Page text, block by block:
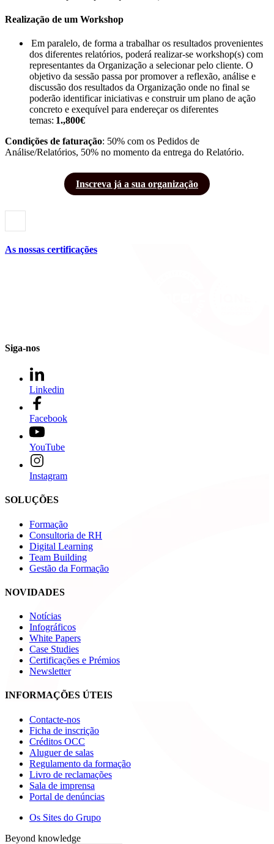
Realização de um Workshop
Em paralelo, de forma a trabalhar os resultados provenientes
dos diferentes relatórios, poderá realizar-se workshop(s) com
representantes da Organização a selecionar pelo cliente. O
objetivo da sessão passa por promover a reflexão, análise e
discussão dos resultados da Organização onde no final se
poderão identificar iniciativas e construir um plano de ação
concreto e exequível para endereçar os diferentes
temas: 1.,800€
Condições de faturação: 50% com os Pedidos de
Análise/Relatórios, 50% no momento da entrega do Relatório.
Inscreva já a sua organização
As nossas certificações
Siga-nos
Linkedin
Facebook
YouTube
Instagram
SOLUÇÕES
Formação
Consultoria de RH
Digital Learning
Team Building
Gestão da Formação
NOVIDADES
Notícias
Infográficos
White Papers
Case Studies
Certificações e Prémios
Newsletter
INFORMAÇÕES ÚTEIS
Contacte-nos
Ficha de inscrição
Créditos OCC
Aluguer de salas
Regulamento da formação
Livro de reclamações
Sala de imprensa
Portal de denúncias
Os Sites do Grupo
Beyond knowledge